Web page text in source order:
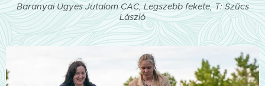
Baranyai Ügyes Jutalom CAC, Legszebb fekete, T: Szűcs
László